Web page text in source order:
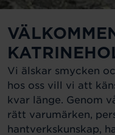
Vi älskar smycken
hos oss vill vi att
kvar länge. Genom
rätt varumärken,
hantverkskunskap,